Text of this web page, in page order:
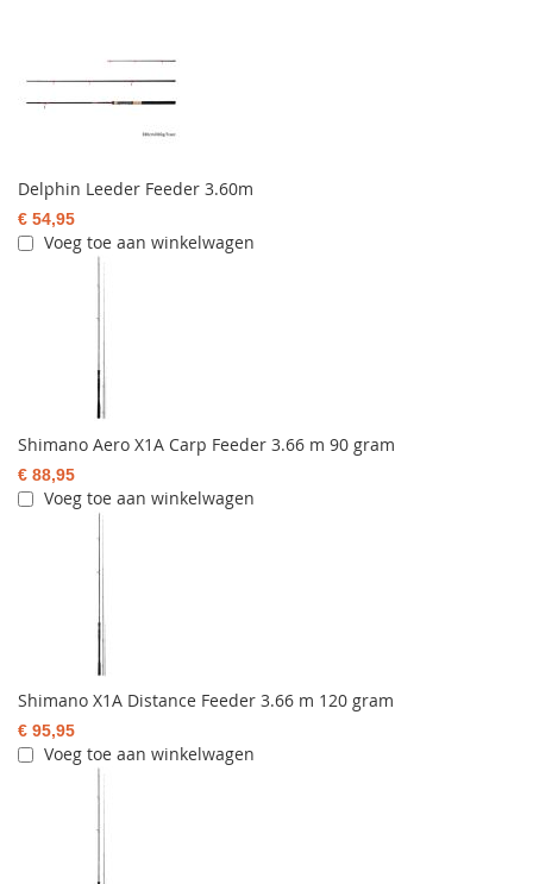
Delphin Leeder Feeder 3.60m
€ 54,95
Voeg toe aan winkelwagen
Shimano Aero X1A Carp Feeder 3.66 m 90 gram
€ 88,95
Voeg toe aan winkelwagen
Shimano X1A Distance Feeder 3.66 m 120 gram
€ 95,95
Voeg toe aan winkelwagen